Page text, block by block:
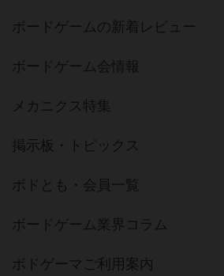
ボードゲームの新着レビュー
ボードゲーム会情報
メカニクス特集
掲示板・トピックス
ボドとも・会員一覧
ボードゲーム業界コラム
ボドゲーマご利用案内